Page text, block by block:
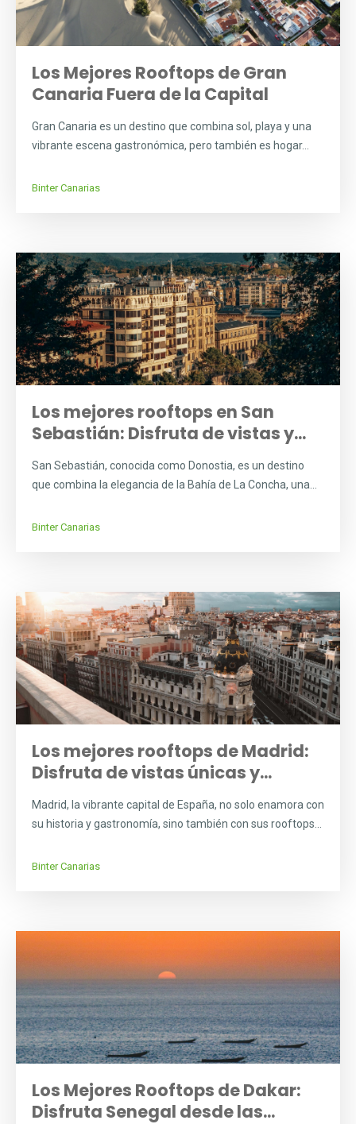
Los Mejores Rooftops de Gran
Canaria Fuera de la Capital
Gran Canaria es un destino que combina sol, playa y una
vibrante escena gastronómica, pero también es hogar...
Binter Canarias
Los mejores rooftops en San
Sebastián: Disfruta de vistas y...
San Sebastián, conocida como Donostia, es un destino
que combina la elegancia de la Bahía de La Concha, una...
Binter Canarias
Los mejores rooftops de Madrid:
Disfruta de vistas únicas y...
Madrid, la vibrante capital de España, no solo enamora con
su historia y gastronomía, sino también con sus rooftops...
Binter Canarias
Los Mejores Rooftops de Dakar:
Disfruta Senegal desde las...